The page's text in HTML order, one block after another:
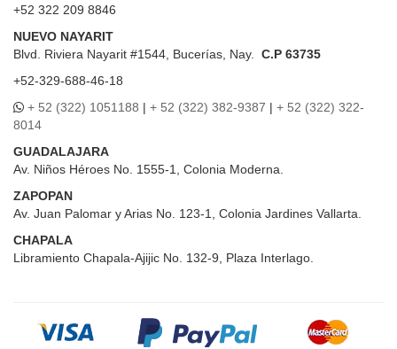
+52 322 209 8846
NUEVO NAYARIT
Blvd.
Riviera Nayarit #1544, Bucerías, Nay. C.P 63735
+52-329-688-46-18
+ 52 (322) 1051188 | + 52 (322) 382-9387 | + 52 (322) 322-
8014
GUADALAJARA
Av. Niños Héroes No. 1555-1, Colonia Moderna.
ZAPOPAN
Av. Juan Palomar y Arias No. 123-1, Colonia Jardines Vallarta.
CHAPALA
Libramiento Chapala-Ajijic No. 132-9, Plaza Interlago.